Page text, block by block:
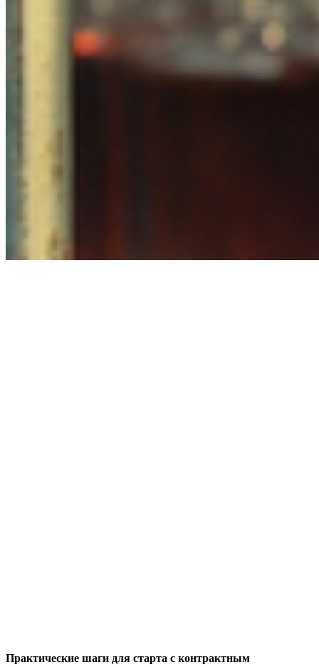
Практические шаги для старта с контрактным